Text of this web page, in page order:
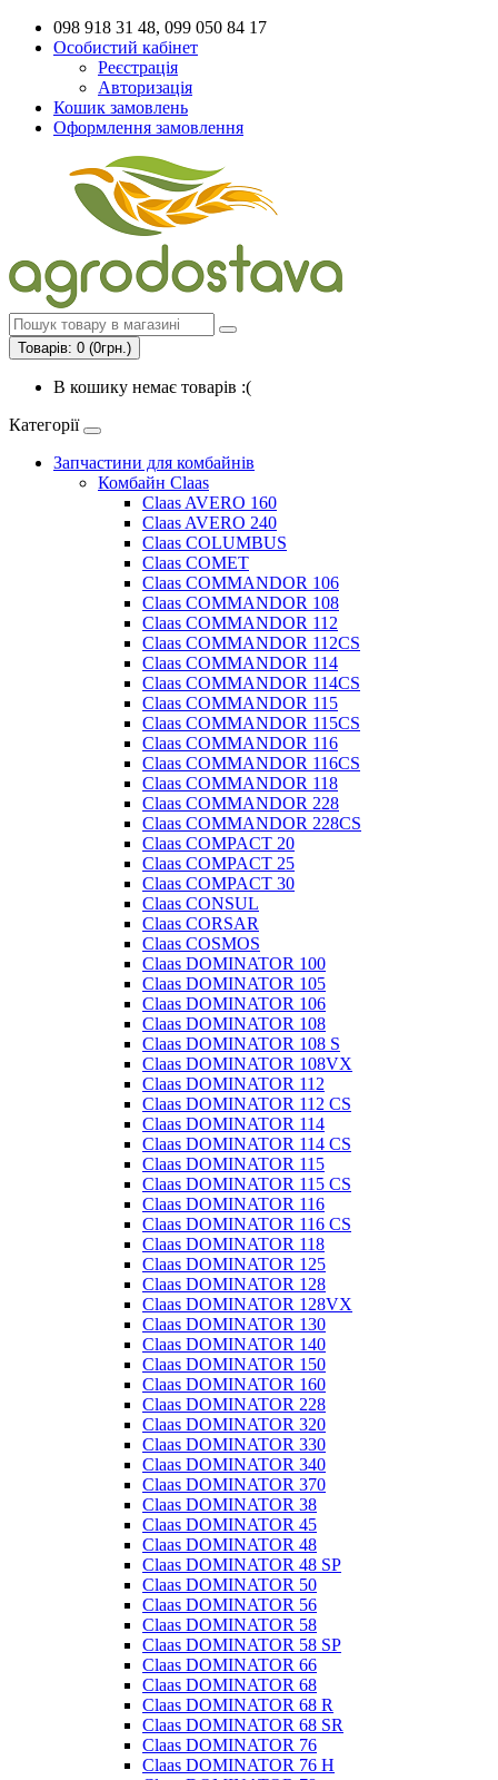
098 918 31 48, 099 050 84 17
Особистий кабінет
Реєстрація
Авторизація
Кошик замовлень
Оформлення замовлення
Товарів: 0 (0грн.)
В кошику немає товарів :(
Категорії
Запчастини для комбайнів
Комбайн Claas
Claas AVERO 160
Claas AVERO 240
Claas COLUMBUS
Claas COMET
Claas COMMANDOR 106
Claas COMMANDOR 108
Claas COMMANDOR 112
Claas COMMANDOR 112CS
Claas COMMANDOR 114
Claas COMMANDOR 114CS
Claas COMMANDOR 115
Claas COMMANDOR 115CS
Claas COMMANDOR 116
Claas COMMANDOR 116CS
Claas COMMANDOR 118
Claas COMMANDOR 228
Claas COMMANDOR 228CS
Claas COMPACT 20
Claas COMPACT 25
Claas COMPACT 30
Claas CONSUL
Claas CORSAR
Claas COSMOS
Claas DOMINATOR 100
Claas DOMINATOR 105
Claas DOMINATOR 106
Claas DOMINATOR 108
Claas DOMINATOR 108 S
Claas DOMINATOR 108VX
Claas DOMINATOR 112
Claas DOMINATOR 112 CS
Claas DOMINATOR 114
Claas DOMINATOR 114 CS
Claas DOMINATOR 115
Claas DOMINATOR 115 CS
Claas DOMINATOR 116
Claas DOMINATOR 116 CS
Claas DOMINATOR 118
Claas DOMINATOR 125
Claas DOMINATOR 128
Claas DOMINATOR 128VX
Claas DOMINATOR 130
Claas DOMINATOR 140
Claas DOMINATOR 150
Claas DOMINATOR 160
Claas DOMINATOR 228
Claas DOMINATOR 320
Claas DOMINATOR 330
Claas DOMINATOR 340
Claas DOMINATOR 370
Claas DOMINATOR 38
Claas DOMINATOR 45
Claas DOMINATOR 48
Claas DOMINATOR 48 SP
Claas DOMINATOR 50
Claas DOMINATOR 56
Claas DOMINATOR 58
Claas DOMINATOR 58 SP
Claas DOMINATOR 66
Claas DOMINATOR 68
Claas DOMINATOR 68 R
Claas DOMINATOR 68 SR
Claas DOMINATOR 76
Claas DOMINATOR 76 H